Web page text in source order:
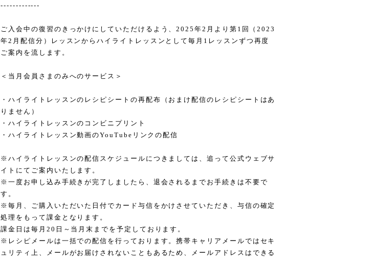
-------------
ご入会中の復習のきっかけにしていただけるよう、2025年2月より第1回（2023
年2月配信分）レッスンからハイライトレッスンとして毎月1レッスンずつ再度
ご案内を流します。
＜当月会員さまのみへのサービス＞
・ハイライトレッスンのレシピシートの再配布（おまけ配信のレシピシートはあ
りません）
・ハイライトレッスンのコンビニプリント
・ハイライトレッスン動画のYouTubeリンクの配信
※ハイライトレッスンの配信スケジュールにつきましては、追って公式ウェブサ
イトにてご案内いたします。
※一度お申し込み手続きが完了しましたら、退会されるまでお手続きは不要で
す。
※毎月、ご購入いただいた日付でカード与信をかけさせていただき、与信の確定
処理をもって課金となります。
課金日は毎月20日～当月末までを予定しております。
※レシピメールは一括での配信を行っております。携帯キャリアメールではセキ
ュリティ上、メールがお届けされないこともあるため、メールアドレスはできる